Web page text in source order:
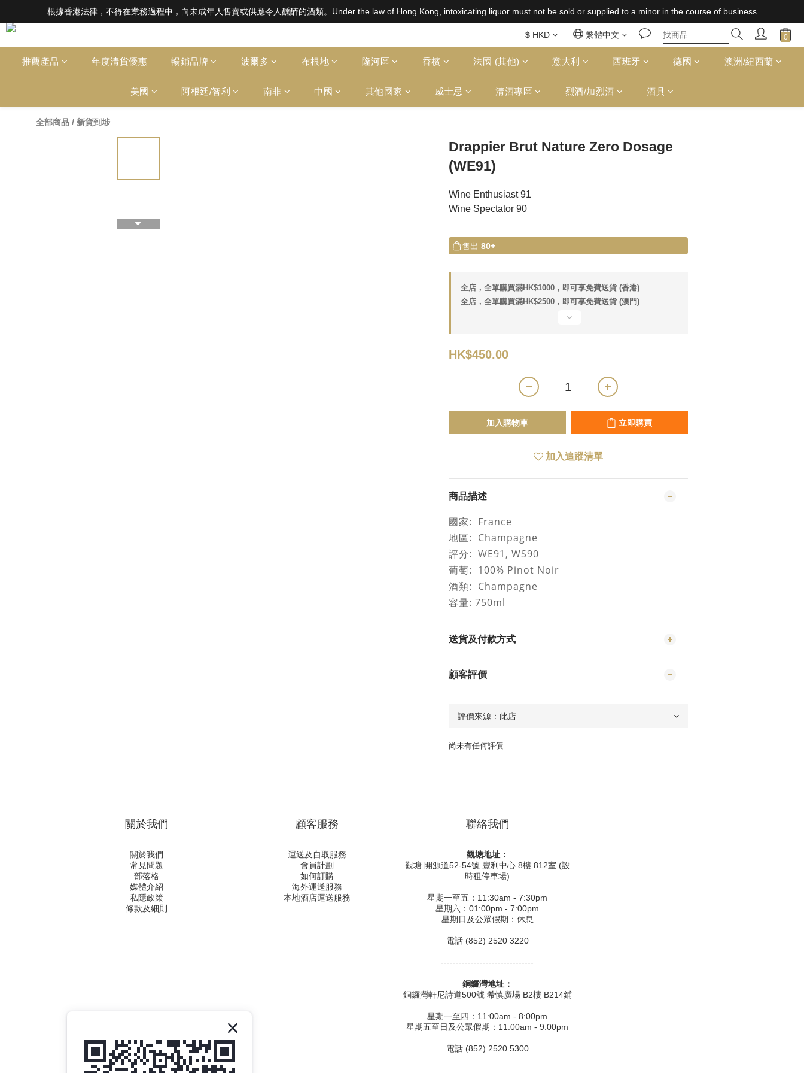
根據香港法律，不得在業務過程中，向未成年人售賣或供應令人醺醉的酒類。Under the law of Hong Kong, intoxicating liquor must not be sold or supplied to a minor in the course of business
根據香港法律，不得在業務過程中，向未成年人售賣或供應令人醺醉的酒類。Under the law of Hong Kong, intoxicating liquor must not be sold or supplied to a minor in the course of business
全店滿HK$1000 免運費（香港）； HK$2500 免運費（澳門）； SGD800 免運費（新加坡）；TWD20,000免運費（台灣）；157,000円免運費（日本）
根據香港法律，不得在業務過程中，向未成年人售賣或供應令人醺醉的酒類。Under the law of Hong Kong, intoxicating liquor must not be sold or supplied to a minor in the course of business
$ HKD 繁體中文
推薦產品 年度清貨優惠 暢銷品牌 波爾多 布根地 隆河區 香檳 法國 (其他) 意大利 西班牙 德國 澳洲/紐西蘭
美國 阿根廷/智利 南非 中國 其他國家 威士忌 清酒專區 烈酒/加烈酒 酒具
全部商品 / 新貨到埗
Drappier Brut Nature Zero Dosage
(WE91)
Wine Enthusiast 91
Wine Spectator 90
售出 80+
全店，全單購買滿HK$1000，即可享免費送貨 (香港)
全店，全單購買滿HK$2500，即可享免費送貨 (澳門)
HK$450.00
加入購物車 立即購買
加入追蹤清單
商品描述
國家: France
地區: Champagne
評分: WE91, WS90
葡萄: 100% Pinot Noir
酒類: Champagne
容量: 750ml
送貨及付款方式
顧客評價
尚未有任何評價
關於我們
關於我們
常見問題
部落格
媒體介紹
私隱政策
條款及細則
顧客服務
運送及自取服務
會員計劃
如何訂購
海外運送服務
本地酒店運送服務
聯絡我們
觀塘地址：
觀塘 開源道52-54號 豐利中心 8樓 812室 (設
時租停車場)
星期一至五：11:30am - 7:30pm
星期六：01:00pm - 7:00pm
星期日及公眾假期：休息
電話 (852) 2520 3220
-------------------------------
銅鑼灣地址：
銅鑼灣軒尼詩道500號 希慎廣場 B2樓 B214鋪
星期一至四：11:00am - 8:00pm
星期五至日及公眾假期：11:00am - 9:00pm
電話 (852) 2520 5300